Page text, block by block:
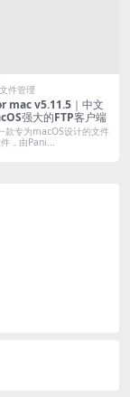
文件管理
强大的FTP客户端
款专为macOS设计的文件
，由Pani...